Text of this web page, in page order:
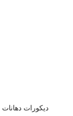
ديكورات